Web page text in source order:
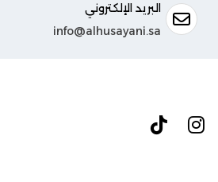
البريد الإلكتروني
info@alhusayani.sa